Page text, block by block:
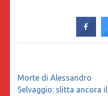
Navigazione
articoli
Morte di Alessandro
Selvaggio: slitta ancora il